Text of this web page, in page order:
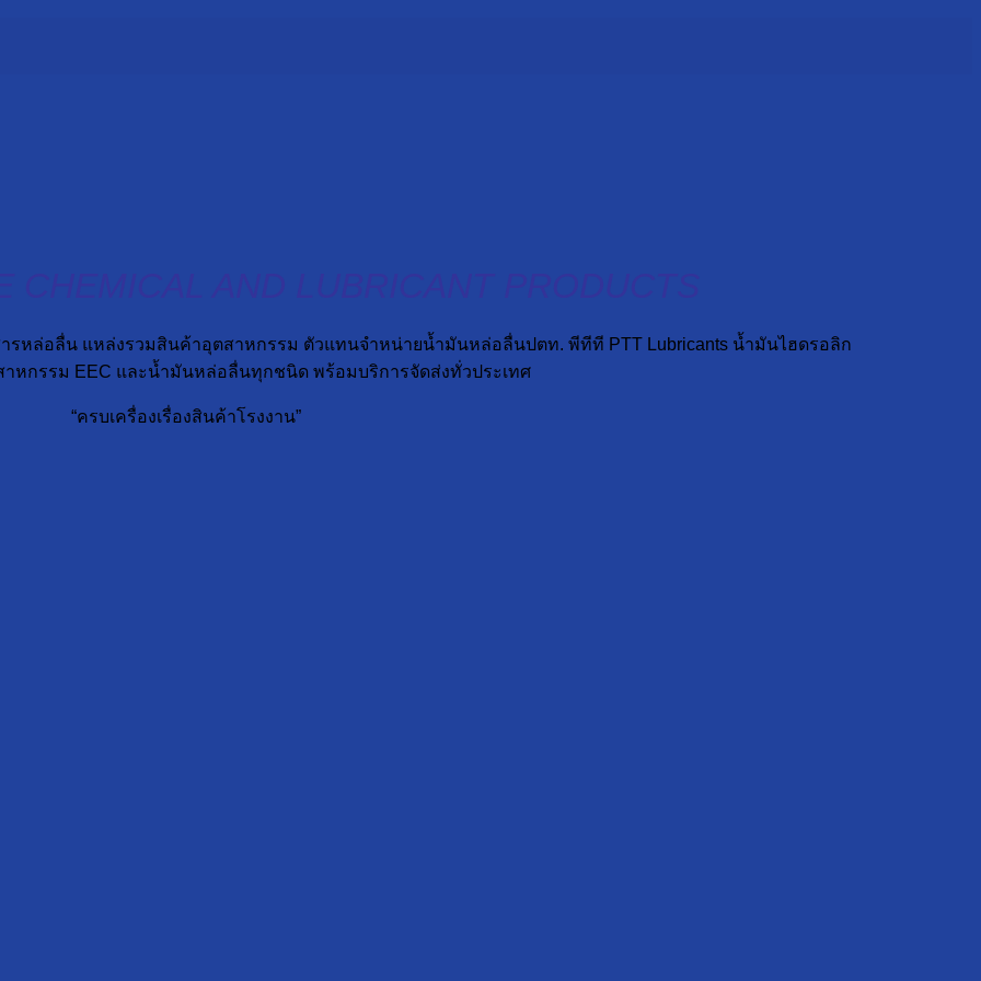
รหล่อลื่น แหล่งรวมสินค้าอุตสาหกรรม ตัวแทนจำหน่ายน้ำมันหล่อลื่นปตท. พีทีที PTT Lubricants น้ำมันไฮดรอลิก
าหกรรม EEC และน้ำมันหล่อลื่นทุกชนิด พร้อมบริการจัดส่งทั่วประเทศ
“ครบเครื่องเรื่องสินค้าโรงงาน”